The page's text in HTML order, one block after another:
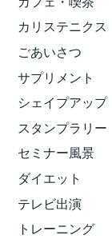
カリステニクス
ごあいさつ
サプリメント
シェイプアップ
スタンプラリー
セミナー風景
ダイエット
テレビ出演
トレーニング